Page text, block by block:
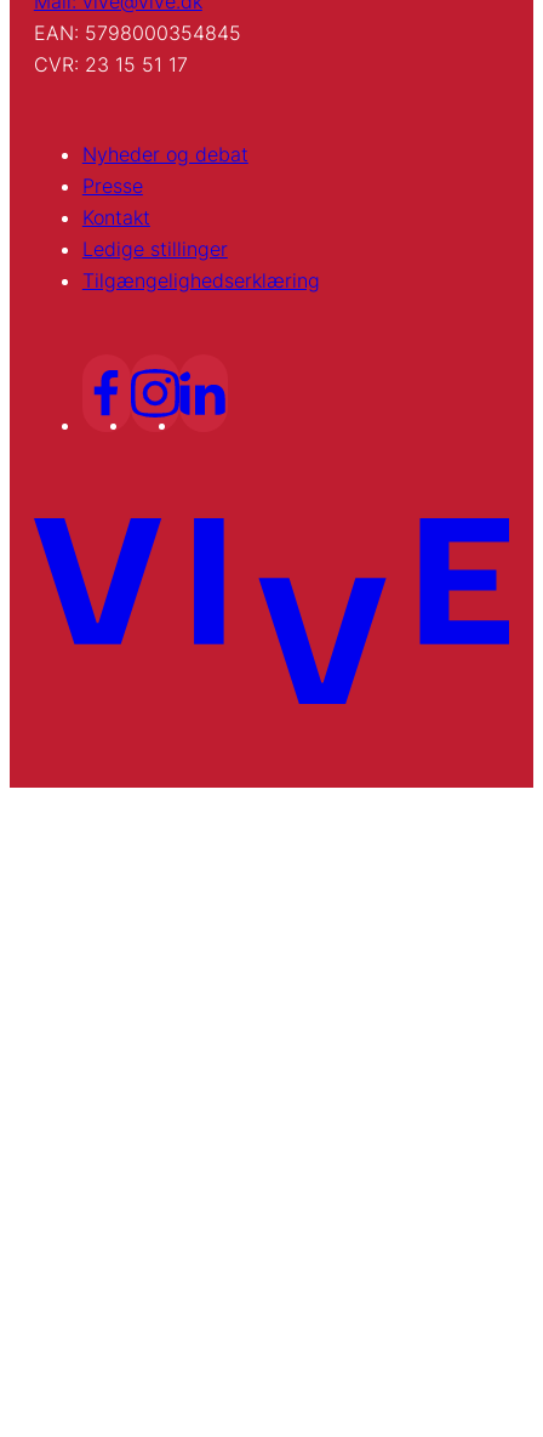
EAN: 5798000354845
CVR: 23 15 51 17
Nyheder og debat
Presse
Kontakt
Ledige stillinger
Tilgængelighedserklæring